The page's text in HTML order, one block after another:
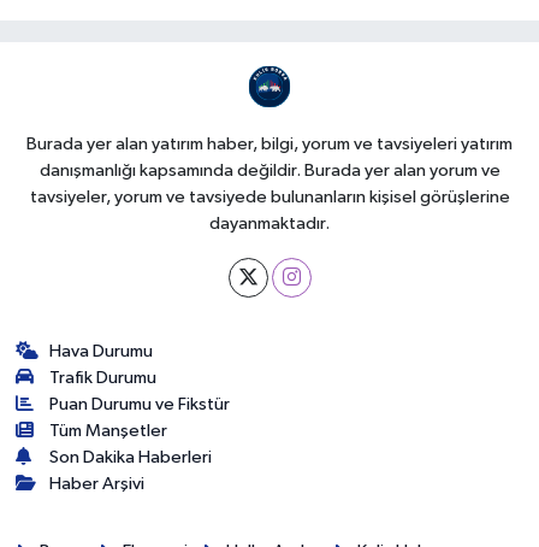
Burada yer alan yatırım haber, bilgi, yorum ve tavsiyeleri yatırım
danışmanlığı kapsamında değildir. Burada yer alan yorum ve
tavsiyeler, yorum ve tavsiyede bulunanların kişisel görüşlerine
dayanmaktadır.
Hava Durumu
Trafik Durumu
Puan Durumu ve Fikstür
Tüm Manşetler
Son Dakika Haberleri
Haber Arşivi